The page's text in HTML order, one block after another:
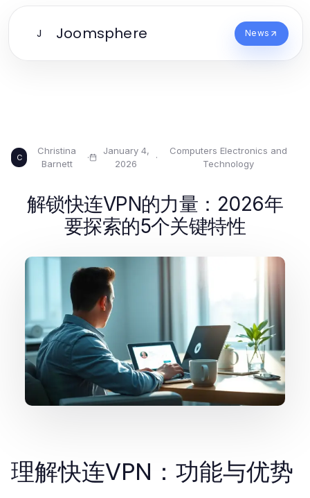
J Joomsphere News
C
Christina
Barnett
·
January 4,
2026
·
Computers Electronics and
Technology
解锁快连VPN的力量：2026年
要探索的5个关键特性
理解快连VPN：功能与优势